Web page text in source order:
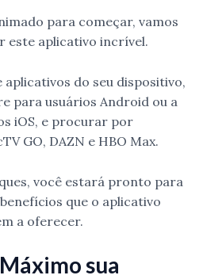
para começar, vamos
este aplicativo incrível.
aplicativos do seu dispositivo,
para usuários Android ou a
iOS, e procurar por
GO, DAZN e HBO Max.
você estará pronto para
que o aplicativo
a oferecer.
sua